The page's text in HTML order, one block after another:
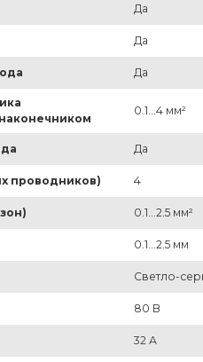
Да
Да
Да
0.1...4 мм²
Да
проводников) 4
0.1...2.5 мм²
0.1...2.5 мм
Светло-
80 В
32 А